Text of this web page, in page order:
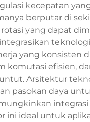
kecepatan
berputar di
yang dapat
yang konsisten
komutasi efisien,
Arsitektur
pasokan daya
ini ideal untuk